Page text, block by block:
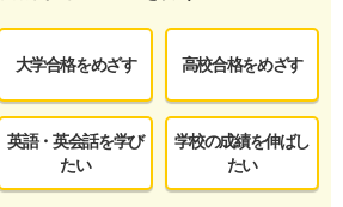
大学合格をめざす 高校合格をめざす
英語・英会話を学び
たい
学校の成績を伸ばし
たい